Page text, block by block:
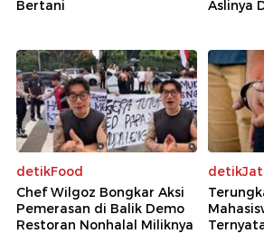
Bertani Aslinya
detikFood
Chef Wilgoz Bongkar Aksi
Pemerasan di Balik Demo
Restoran Nonhalal Miliknya